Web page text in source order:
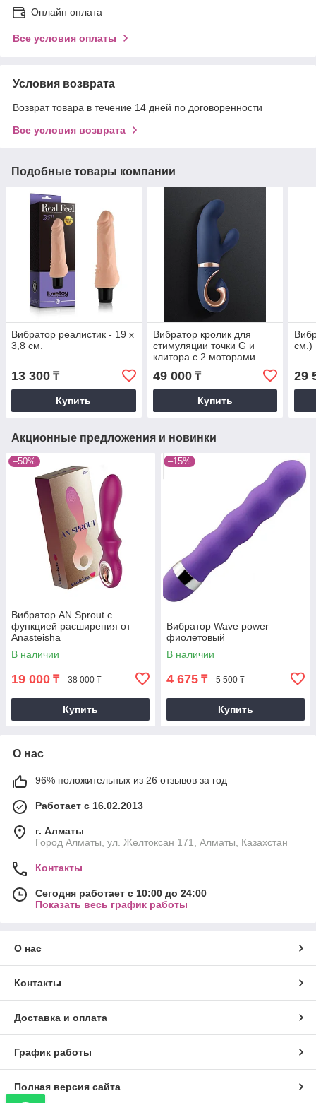
Онлайн оплата
Все условия оплаты
Условия возврата
Возврат товара в течение 14 дней по договоренности
Все условия возврата
Подобные товары компании
Вибратор реалистик - 19 х
3,8 см.
13 300 ₸
Купить
Вибратор кролик для
стимуляции точки G и
клитора с 2 моторами
Gvibe Gentley синий
(19.9*4.2 см.)
49 000₸
Купить
см.)
29
Акционные предложения и новинки
–50%
Вибратор AN Sprout с
функцией расширения от
Anasteisha
В наличии
19 000 ₸ 38 000 ₸
Купить
–15%
Вибратор Wave power
фиолетовый
В наличии
4 675 ₸ 5 500 ₸
Купить
О нас
96% положительных из 26 отзывов за год
Работает с 16.02.2013
г. Алматы
Город Алматы, ул. Желтоксан 171, Алматы, Казахстан
Контакты
Сегодня работает с 10:00 до 24:00
Показать весь график работы
О нас
Контакты
Доставка и оплата
График работы
Полная версия сайта